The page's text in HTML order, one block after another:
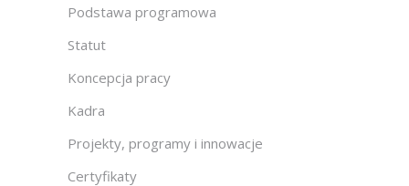
Podstawa programowa
Statut
Koncepcja pracy
Kadra
Projekty, programy i innowacje
Certyfikaty